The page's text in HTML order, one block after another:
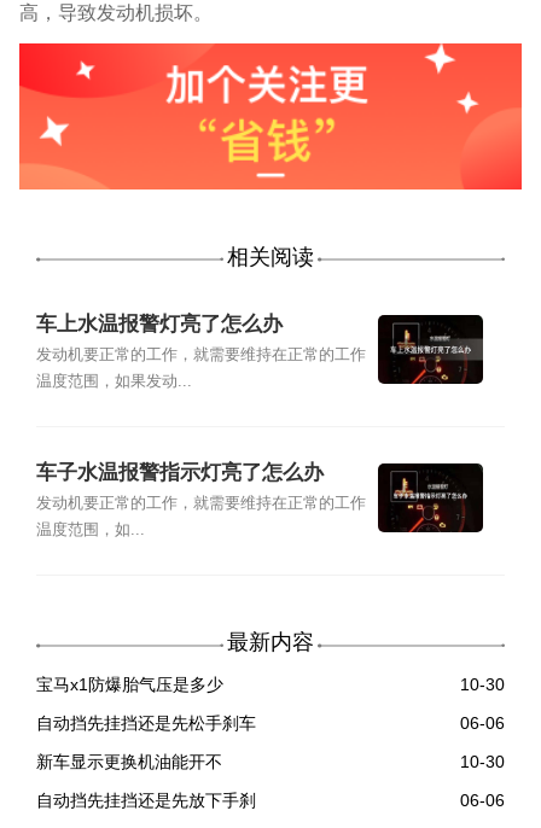
高，导致发动机损坏。
相关阅读
车上水温报警灯亮了怎么办
发动机要正常的工作，就需要维持在正常的工作
温度范围，如果发动...
车子水温报警指示灯亮了怎么办
发动机要正常的工作，就需要维持在正常的工作
温度范围，如...
最新内容
宝马x1防爆胎气压是多少
10-30
自动挡先挂挡还是先松手刹车
06-06
新车显示更换机油能开不
10-30
自动挡先挂挡还是先放下手刹
06-06